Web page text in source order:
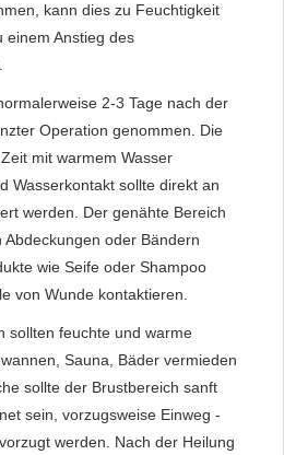
kann dies zu Feuchtigkeit
einem Anstieg des
2-3 Tage nach der
Operation genommen. Die
mit warmem Wasser
Wasserkontakt sollte direkt an
werden. Der genähte Bereich
oder Bändern
wie Seife oder Shampoo
von Wunde kontaktieren.
sollten feuchte und warme
Sauna, Bäder vermieden
sollte der Brustbereich sanft
sein, vorzugsweise Einweg -
werden. Nach der Heilung